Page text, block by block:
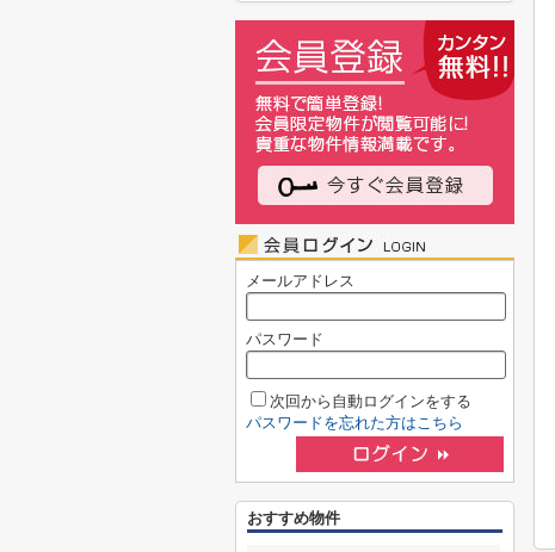
メールアドレス
パスワード
次回から自動ログインをする
パスワードを忘れた方はこちら
おすすめ物件